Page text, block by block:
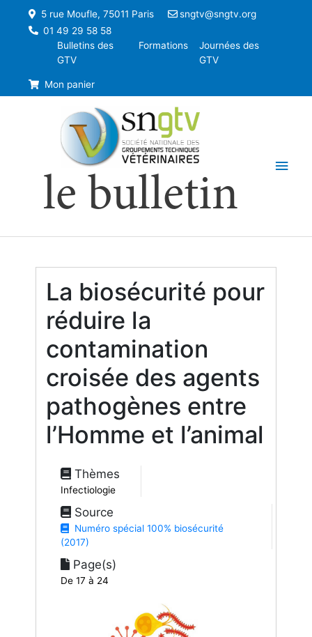
5 rue Moufle, 75011 Paris
sngtv@sngtv.org
01 49 29 58 58
Bulletins des
GTV
Formations
Journées des
GTV
Mon panier
le bulletin
La biosécurité pour
réduire la
contamination
croisée des agents
pathogènes entre
l’Homme et l’animal
Thèmes
Infectiologie
Source
Numéro spécial 100% biosécurité
(2017)
Page(s)
De 17 à 24